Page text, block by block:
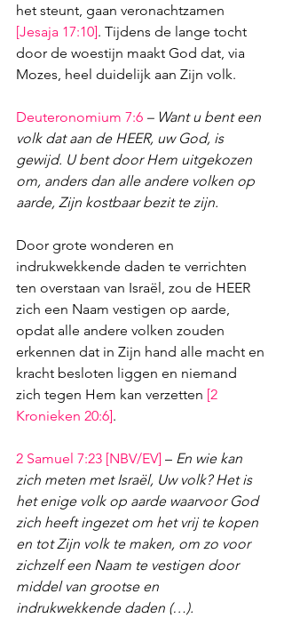
het steunt, gaan veronachtzamen
[Jesaja 17:10]. Tijdens de lange tocht
door de woestijn maakt God dat, via
Mozes, heel duidelijk aan Zijn volk.
Deuteronomium 7:6 – Want u bent een
volk dat aan de HEER, uw God, is
gewijd. U bent door Hem uitgekozen
om, anders dan alle andere volken op
aarde, Zijn kostbaar bezit te zijn.
Door grote wonderen en
indrukwekkende daden te verrichten
ten overstaan van Israël, zou de HEER
zich een Naam vestigen op aarde,
opdat alle andere volken zouden
erkennen dat in Zijn hand alle macht en
kracht besloten liggen en niemand
zich tegen Hem kan verzetten [2
Kronieken 20:6].
2 Samuel 7:23 [NBV/EV] – En wie kan
zich meten met Israël, Uw volk? Het is
het enige volk op aarde waarvoor God
zich heeft ingezet om het vrij te kopen
en tot Zijn volk te maken, om zo voor
zichzelf een Naam te vestigen door
middel van grootse en
indrukwekkende daden (…).